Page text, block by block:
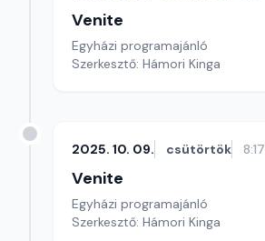
Venite
Egyházi programajánló
Szerkesztő: Hámori Kinga
2025. 10. 09. csütörtök 8:17
Venite
Egyházi programajánló
Szerkesztő: Hámori Kinga